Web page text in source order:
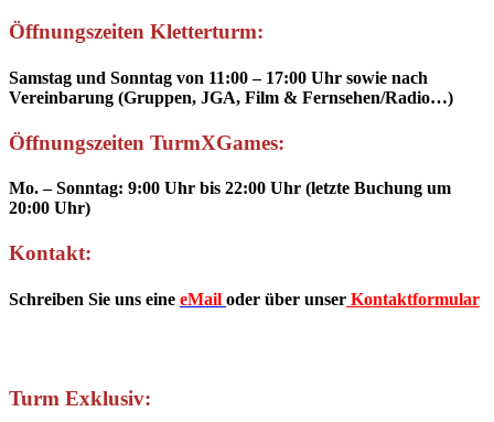
Öffnungszeiten Kletterturm:
Samstag und Sonntag von 11:00 – 17:00 Uhr sowie nach
Vereinbarung (Gruppen, JGA, Film & Fernsehen/Radio…)
Öffnungszeiten TurmXGames:
Mo. – Sonntag: 9:00 Uhr bis 22:00 Uhr (letzte Buchung um
20:00 Uhr)
Kontakt:
Schreiben Sie uns eine eMail oder über unser Kontaktformular
Turm Exklusiv: